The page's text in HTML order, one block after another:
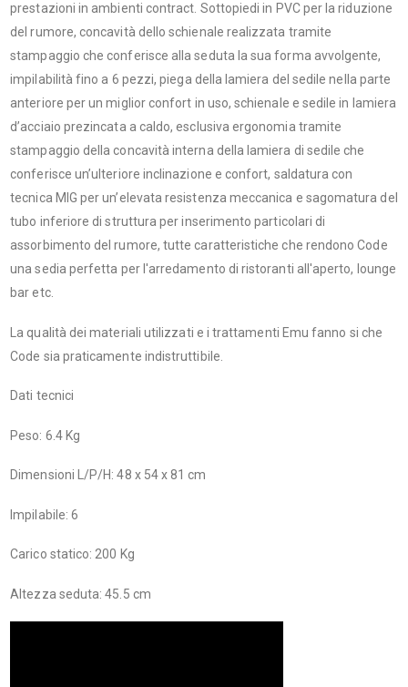
prestazioni in ambienti contract. Sottopiedi in PVC per la riduzione
del rumore, concavità dello schienale realizzata tramite
stampaggio che conferisce alla seduta la sua forma avvolgente,
impilabilità fino a 6 pezzi, piega della lamiera del sedile nella parte
anteriore per un miglior confort in uso, schienale e sedile in lamiera
d’acciaio prezincata a caldo, esclusiva ergonomia tramite
stampaggio della concavità interna della lamiera di sedile che
conferisce un’ulteriore inclinazione e confort, saldatura con
tecnica MIG per un’elevata resistenza meccanica e sagomatura del
tubo inferiore di struttura per inserimento particolari di
assorbimento del rumore, tutte caratteristiche che rendono Code
una sedia perfetta per l'arredamento di ristoranti all'aperto, lounge
bar etc.
La qualità dei materiali utilizzati e i trattamenti Emu fanno si che
Code sia praticamente indistruttibile.
Dati tecnici
Peso: 6.4 Kg
Dimensioni L/P/H: 48 x 54 x 81 cm
Impilabile: 6
Carico statico: 200 Kg
Altezza seduta: 45.5 cm